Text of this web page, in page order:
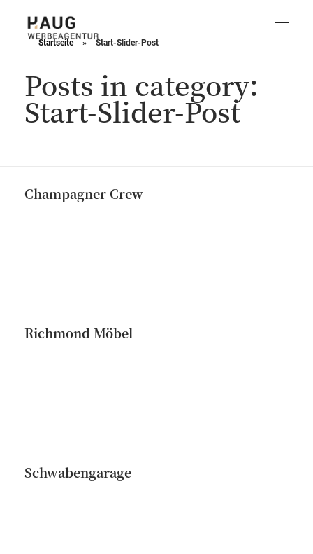
Haug Werbeagentur
Startseite » Start-Slider-Post
Posts in category:
Start-Slider-Post
Champagner Crew
Richmond Möbel
Schwabengarage